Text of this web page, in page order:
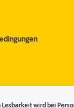
Lesbarkeit wird bei